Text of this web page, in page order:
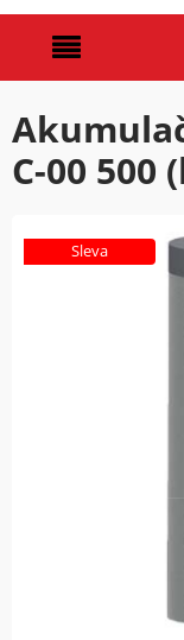
C-00 500
Sleva